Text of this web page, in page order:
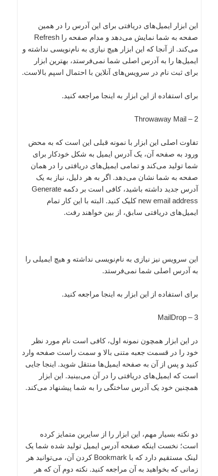
این ابزار ایمیل‌های دریافتی برای این آدرس را در همین
صفحه به شما نمایش می‌دهد و ‌مدا‌م صفحه را Refresh
می‌کند. از آنجا‌ که این ابزار هیچ نیازی به ‌نام‌نویسی نداشته و
ایمیل‌ها را به آدرس اصلی شما نمی‌فرستد، بهترین ابزار
برای ثبت نام در سرویس‌های آنلاین با احتمال اسپم بالاست.
برای استفاده از این ابزار به اینجا مراجعه کنید.
2 – Throwaway Mail
تفاوت اصلی این ابزار با نمونه قبلی این است که به محض
ورود به صفحه آن، یک آدرس ایمیل به شکل خودکار برای
شما تولید می‌کند و تمامی ایمیل‌های دریافتی را در‌‌ همان
صفحه به شما نشان می‌دهد. اگر به هر دلیل‌، نیاز به یک
آدرس جدید داشته باشید، کافی است ‌بر دکمه Generate
new email address کلیک کنید. البته با این کار تمام
ایمیل‌های دریافتی سابق، از بین خواهند رفت.
این سرویس نیز نیازی به ‌نام‌نویسی نداشته و هیچ ایمیلی را
به آدرس اصلی شما نمی‌فرستد.
برای استفاده از این ابزار به اینجا مراجعه کنید.
3 – MailDrop
در این ابزار همچون نمونه اول، کافی است ‌نام مورد نظر
خود را در قسمت جعبه متنی بالا و سمت راست صفحه وارد
کنید و پس از آن به صفحه ایمیل‌ها منتقل شوید. اینجا جایی
است که ایمیل‌های دریافتی را در آن ‌می‌‌بینید. این ابزار
همچنین خود یک آدرس ساختگی را به شما پیشنهاد می‌کند.
دو نکته بسیار مهم، این ابزار را از سایرین متمایز کرده
است؛ نخست اینکه صفحه آدرس ایمیل تولید شده شما یک
لینک مستقیم دارد که با Bookmark کردن آن، می‌توانید‌ هر
زمانی که بخواهید‌ به آن مراجعه کنید. نکته دوم آن که هر